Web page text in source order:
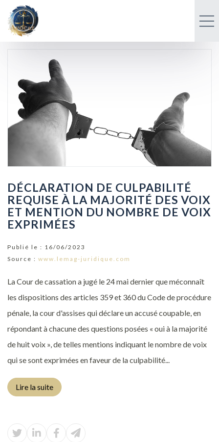
DÉCLARATION DE CULPABILITÉ
REQUISE À LA MAJORITÉ DES VOIX
ET MENTION DU NOMBRE DE VOIX
EXPRIMÉES
Publié le : 16/06/2023
Source : www.lemag-juridique.com
La Cour de cassation a jugé le 24 mai dernier que méconnaît
les dispositions des articles 359 et 360 du Code de procédure
pénale, la cour d'assises qui déclare un accusé coupable, en
répondant à chacune des questions posées « oui à la majorité
de huit voix », de telles mentions indiquant le nombre de voix
qui se sont exprimées en faveur de la culpabilité...
Lire la suite